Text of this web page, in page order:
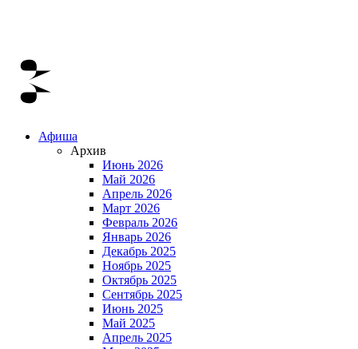
Афиша
Архив
Июнь 2026
Май 2026
Апрель 2026
Март 2026
Февраль 2026
Январь 2026
Декабрь 2025
Ноябрь 2025
Октябрь 2025
Сентябрь 2025
Июнь 2025
Май 2025
Апрель 2025